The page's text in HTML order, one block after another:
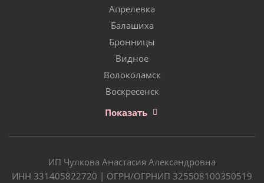
Апрелевка
Балашиха
Бронницы
Видное
Волоколамск
Воскресенск
Показать
ИП Чулкова Анастасия Александровна
ИНН 331405822720 | ОГРН/ОГРНИП 325508100350519